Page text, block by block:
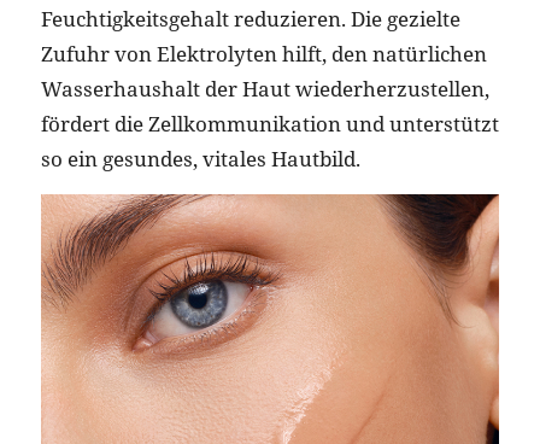
Feuchtigkeitsgehalt reduzieren. Die gezielte
Zufuhr von Elektrolyten hilft, den natürlichen
Wasserhaushalt der Haut wiederherzustellen,
fördert die Zellkommunikation und unterstützt
so ein gesundes, vitales Hautbild.